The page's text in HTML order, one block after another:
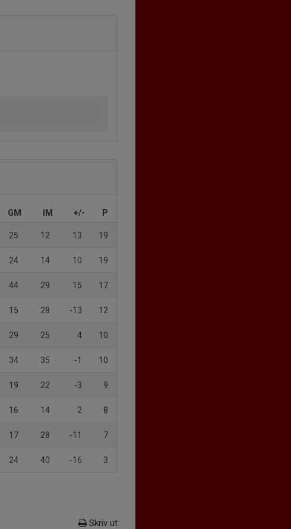
GM IM +/- P
25 12 13 19
24 14 10 19
44 29 15 17
15 28 -13 12
29 25 4 10
34 35 -1 10
19 22 -3 9
16 14 2 8
17 28 -11 7
24 40 -16 3
Skriv ut